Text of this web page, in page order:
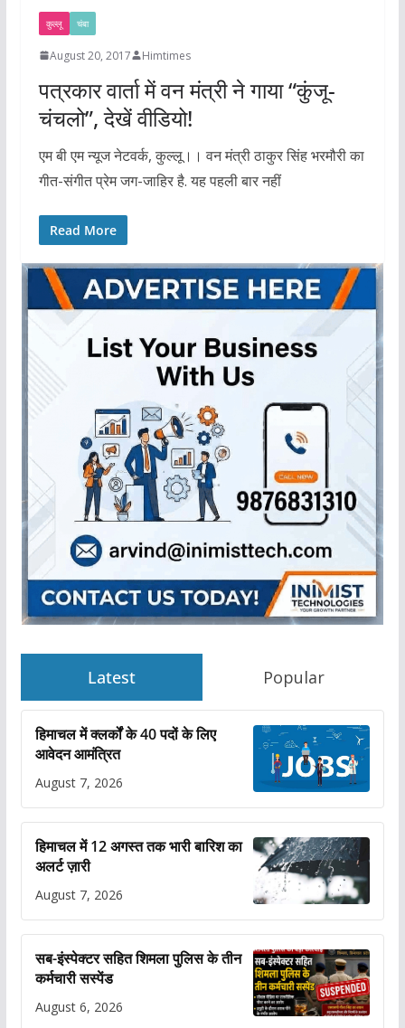
कुल्लू चंबा
August 20, 2017 Himtimes
पत्रकार वार्ता में वन मंत्री ने गाया “कुंजू-
चंचलो”, देखें वीडियो!
एम बी एम न्यूज नेटवर्क, कुल्लू।। वन मंत्री ठाकुर सिंह भरमौरी का
गीत-संगीत प्रेम जग-जाहिर है. यह पहली बार नहीं
Read More
Latest Popular
हिमाचल में क्लर्कों के 40 पदों के लिए
आवेदन आमंत्रित
August 7, 2026
हिमाचल में 12 अगस्त तक भारी बारिश का
अलर्ट ज़ारी
August 7, 2026
सब-इंस्पेक्टर सहित शिमला पुलिस के तीन
कर्मचारी सस्पेंड
August 6, 2026